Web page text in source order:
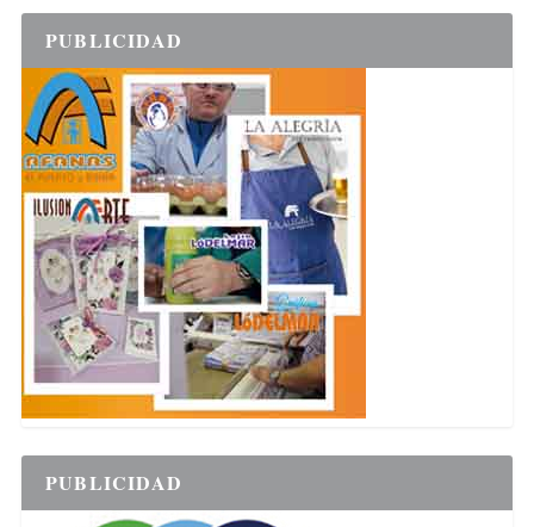
PUBLICIDAD
PUBLICIDAD